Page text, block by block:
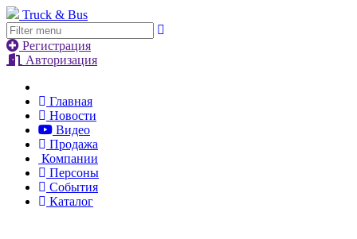
Truck & Bus
Регистрация
Авторизация
Главная
Новости
Видео
Продажа
Компании
Персоны
События
Каталог